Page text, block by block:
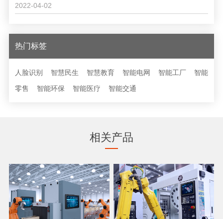
2022-04-02
热门标签
人脸识别 智慧民生 智慧教育 智能电网 智能工厂
智能
零售
智能环保 智能医疗 智能交通
相关产品